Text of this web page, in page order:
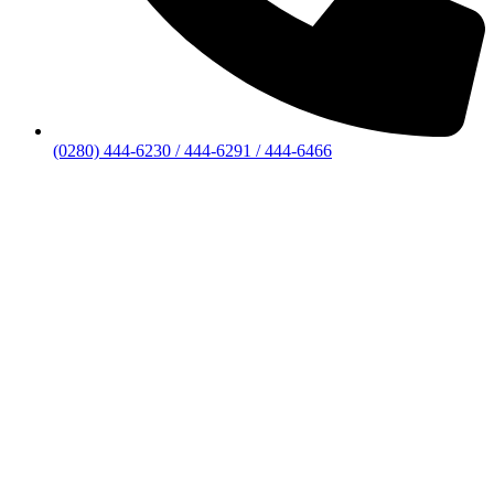
(0280) 444-6230 / 444-6291 / 444-6466